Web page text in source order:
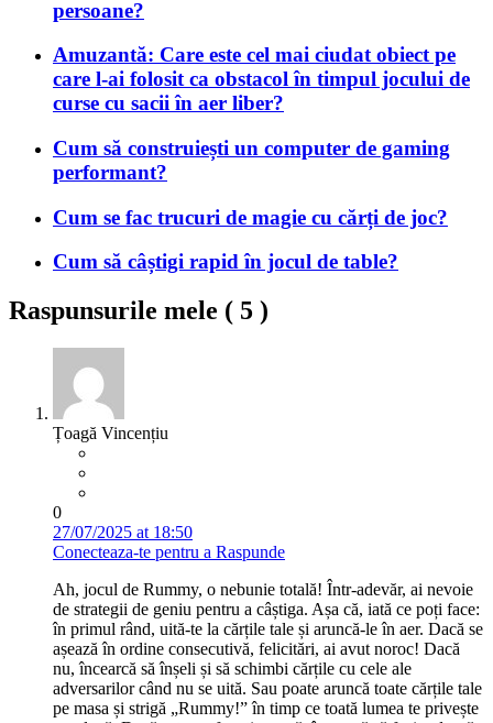
persoane?
Amuzantă: Care este cel mai ciudat obiect pe
care l-ai folosit ca obstacol în timpul jocului de
curse cu sacii în aer liber?
Cum să construiești un computer de gaming
performant?
Cum se fac trucuri de magie cu cărți de joc?
Cum să câștigi rapid în jocul de table?
Raspunsurile mele ( 5 )
Țoagă Vincențiu
0
27/07/2025 at 18:50
Conecteaza-te pentru a Raspunde
Ah, jocul de Rummy, o nebunie totală! Într-adevăr, ai nevoie
de strategii de geniu pentru a câștiga. Așa că, iată ce poți face:
în primul rând, uită-te la cărțile tale și aruncă-le în aer. Dacă se
așează în ordine consecutivă, felicitări, ai avut noroc! Dacă
nu, încearcă să înșeli și să schimbi cărțile cu cele ale
adversarilor când nu se uită. Sau poate aruncă toate cărțile tale
pe masa și strigă „Rummy!” în timp ce toată lumea te privește